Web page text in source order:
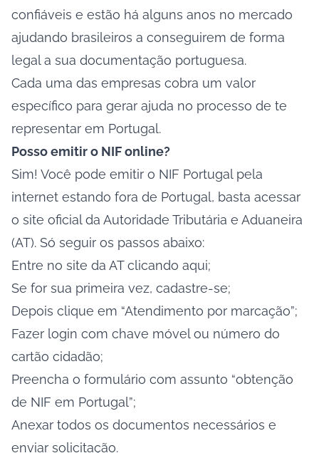
confiáveis e estão há alguns anos no mercado
ajudando brasileiros a conseguirem de forma
legal a sua documentação portuguesa.
Cada uma das empresas cobra um valor
específico para gerar ajuda no processo de te
representar em Portugal.
Posso emitir o NIF online?
Sim! Você pode emitir o NIF Portugal pela
internet estando fora de Portugal, basta acessar
o site oficial da Autoridade Tributária e Aduaneira
(AT). Só seguir os passos abaixo:
Entre no site da AT clicando aqui;
Se for sua primeira vez, cadastre-se;
Depois clique em “Atendimento por marcação”;
Fazer login com chave móvel ou número do
cartão cidadão;
Preencha o formulário com assunto “obtenção
de NIF em Portugal”;
Anexar todos os documentos necessários e
enviar solicitação.